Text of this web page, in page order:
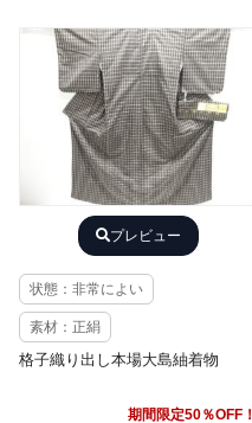
プレビュー
状態：非常によい
素材：正絹
格子織り出し本場大島紬着物
期間限定50％OFF！